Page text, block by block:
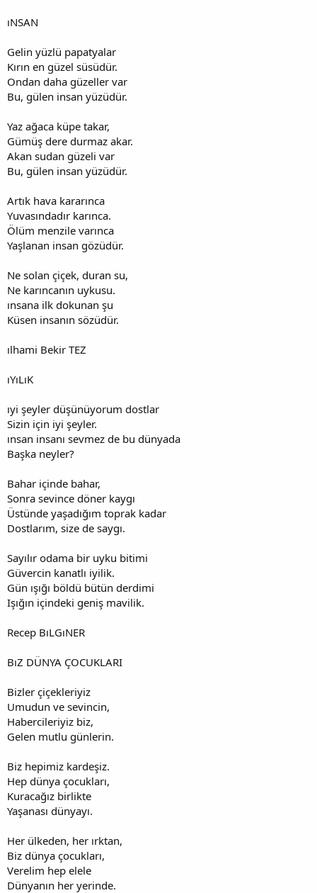
ıNSAN
Gelin yüzlü papatyalar
Kırın en güzel süsüdür.
Ondan daha güzeller var
Bu, gülen insan yüzüdür.
Yaz ağaca küpe takar,
Gümüş dere durmaz akar.
Akan sudan güzeli var
Bu, gülen insan yüzüdür.
Artık hava kararınca
Yuvasındadır karınca.
Ölüm menzile varınca
Yaşlanan insan gözüdür.
Ne solan çiçek, duran su,
Ne karıncanın uykusu.
ınsana ilk dokunan şu
Küsen insanın sözüdür.
ılhami Bekir TEZ
ıYıLıK
ıyi şeyler düşünüyorum dostlar
Sizin için iyi şeyler.
ınsan insanı sevmez de bu dünyada
Başka neyler?
Bahar içinde bahar,
Sonra sevince döner kaygı
Üstünde yaşadığım toprak kadar
Dostlarım, size de saygı.
Sayılır odama bir uyku bitimi
Güvercin kanatlı iyilik.
Gün ışığı böldü bütün derdimi
Işığın içindeki geniş mavilik.
Recep BıLGıNER
BıZ DÜNYA ÇOCUKLARI
Bizler çiçekleriyiz
Umudun ve sevincin,
Habercileriyiz biz,
Gelen mutlu günlerin.
Biz hepimiz kardeşiz.
Hep dünya çocukları,
Kuracağız birlikte
Yaşanası dünyayı.
Her ülkeden, her ırktan,
Biz dünya çocukları,
Verelim hep elele
Dünyanın her yerinde.